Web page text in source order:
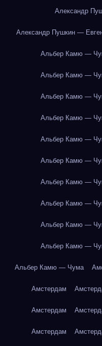
Александр
Александр Пушкин —
Альбер Камю —
Альбер Камю —
Альбер Камю —
Альбер Камю —
Альбер Камю —
Альбер Камю —
Альбер Камю —
Альбер Камю —
Альбер Камю —
Альбер Камю —
Альбер Камю — Чума
Амстердам
Амстердам
Амстердам